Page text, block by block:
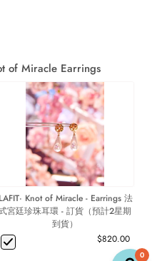
of Miracle Earrings
LAFIT· Knot of Miracle - Earrings 法
宮廷珍珠耳環 - 訂貨（預計2星期
到貨）
$820.00
0